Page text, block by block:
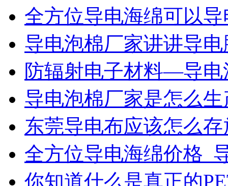
全方位导电海绵可以
导电泡棉厂家讲讲导
防辐射电子材料—导电
导电泡棉厂家是怎么
东莞导电布应该怎么
全方位导电海绵价格_
你知道什么是真正的